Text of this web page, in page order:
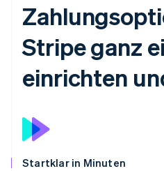
Stripe ganz
einrichten
Startklar in Minuten